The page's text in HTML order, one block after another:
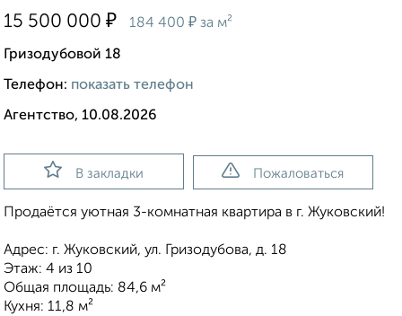
15 500 000 ₽ 184 400 ₽ за м²
Гризодубовой 18
Телефон: показать телефон
Агентство, 10.08.2026
В закладки Пожаловаться
Продаётся уютная 3-комнатная квартира в г. Жуковский!
Адрес: г. Жуковский, ул. Гризодубова, д. 18
Этаж: 4 из 10
Общая площадь: 84,6 м²
Кухня: 11,8 м²